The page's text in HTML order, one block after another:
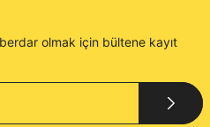
olmak için bültene kayıt